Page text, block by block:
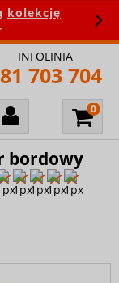
kolekcję
INFOLINIA
703 704
bordowy